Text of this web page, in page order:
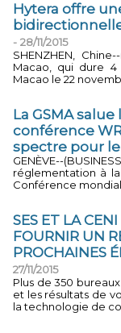
Hytera offre
- 28/11/2015
SHENZHEN,
Macao, qui dure 4
Macao le 22
La GSMA
conférence
spectre pour
GENÈVE--
réglementation à
Conférence
SES ET LA
FOURNIR UN
PROCHAINES
27/11/2015
Plus de 350
et les résultats de
la technologie de